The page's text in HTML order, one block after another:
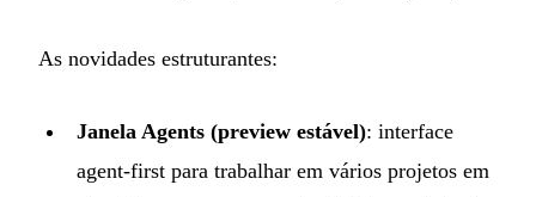
As novidades estruturantes:
Janela Agents (preview estável): interface
agent-first para trabalhar em vários projetos em